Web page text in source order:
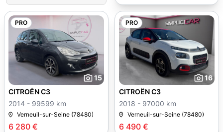
PRO
15
6 280 €
CITROËN C3
2014 - 99599 km
Verneuil-sur-Seine (78480)
PRO
16
6 490 €
CITROËN C3
2018 - 97000 km
Verneuil-sur-Seine (78480)